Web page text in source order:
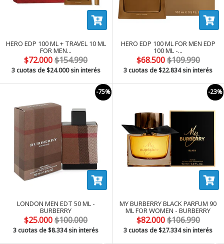
HERO EDP 100 ML + TRAVEL 10 ML
FOR MEN...
$72.000$154.990
3 cuotas de$24.000sin interés
HERO EDP 100 ML FOR MEN EDP
100 ML -...
$68.500$109.990
3 cuotas de$22.834sin interés
-75%
LONDON MEN EDT 50 ML -
BURBERRY
$25.000$100.000
3 cuotas de$8.334sin interés
-23%
MY BURBERRY BLACK PARFUM 90
ML FOR WOMEN - BURBERRY
$82.000$106.990
3 cuotas de$27.334sin interés